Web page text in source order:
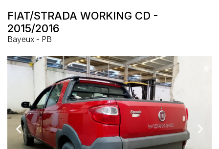
FIAT/STRADA WORKING CD -
2015/2016
Bayeux - PB